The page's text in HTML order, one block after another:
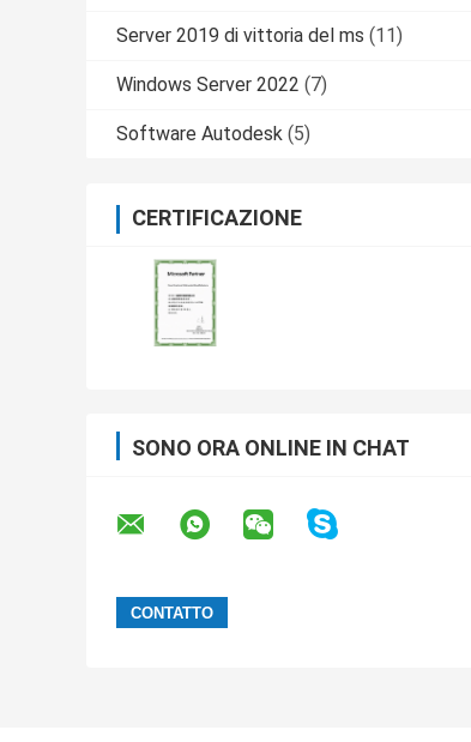
Server 2019 di vittoria del ms (11)
Windows Server 2022 (7)
Software Autodesk (5)
CERTIFICAZIONE
SONO ORA ONLINE IN CHAT